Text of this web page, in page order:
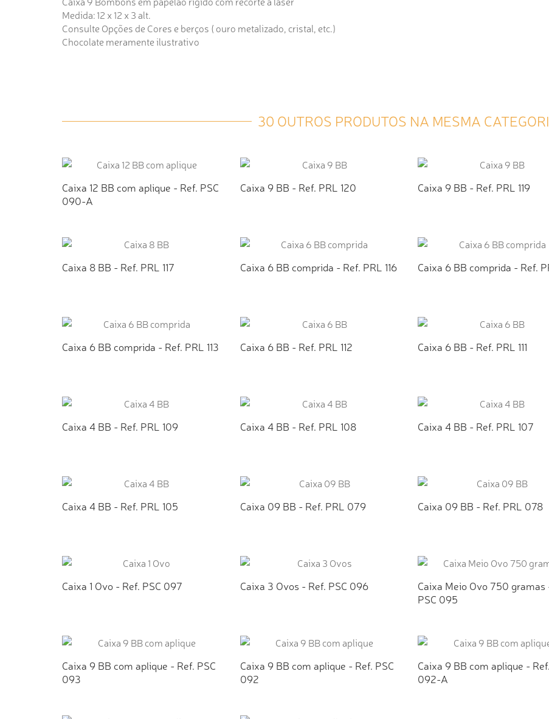
Medida: 12 x 12 x 3 alt.
Consulte Opções de Cores e berços ( ouro metalizado, cristal, etc.)
Chocolate meramente ilustrativo
30 OUTROS PRODUTOS NA MESMA
Caixa 12 BB com aplique - Ref. PSC
090-A
Caixa 9 BB - Ref. PRL 120 Caixa 9 BB - Ref. PRL 119
Caixa 8 BB - Ref. PRL 117 Caixa 6 BB comprida - Ref. PRL 116 Caixa 6 BB comprida - Ref.
Caixa 6 BB comprida - Ref. PRL 113 Caixa 6 BB - Ref. PRL 112 Caixa 6 BB - Ref. PRL 111
Caixa 4 BB - Ref. PRL 109 Caixa 4 BB - Ref. PRL 108 Caixa 4 BB - Ref. PRL 107
Caixa 4 BB - Ref. PRL 105 Caixa 09 BB - Ref. PRL 079 Caixa 09 BB - Ref. PRL 078
Caixa 1 Ovo - Ref. PSC 097 Caixa 3 Ovos - Ref. PSC 096
Caixa Meio Ovo 750 gramas
PSC 095
Caixa 9 BB com aplique - Ref. PSC
093
Caixa 9 BB com aplique - Ref. PSC
092
Caixa 9 BB com aplique -
092-A